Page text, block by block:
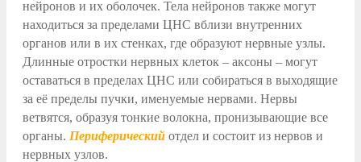
нейронов и их оболочек. Тела нейронов также могут
находиться за пределами ЦНС вблизи внутренних
органов или в их стенках, где образуют нервные узлы.
Длинные отростки нервных клеток – аксоны – могут
оставаться в пределах ЦНС или собираться в выходящие
за её пределы пучки, именуемые нервами. Нервы
ветвятся, образуя тонкие волокна, пронизывающие все
органы. Периферический отдел и состоит из нервов и
нервных узлов.